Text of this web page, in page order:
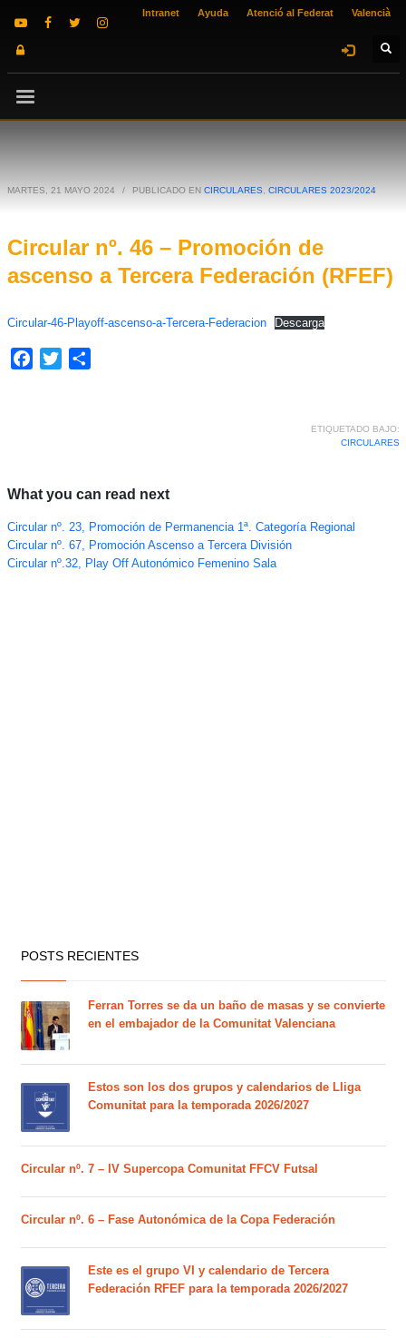
Intranet Ayuda Atenció al Federat Valencià
MARTES, 21 MAYO 2024 / PUBLICADO EN CIRCULARES CIRCULARES 2023/2024
Circular nº. 46 – Promoción de
ascenso a Tercera Federación (RFEF)
Circular-46-Playoff-ascenso-a-Tercera-Federacion Descarga
Facebook
Twitter
ETIQUETADO BAJO:
CIRCULARES
What you can read next
Circular nº. 23, Promoción de Permanencia 1ª. Categoría Regional
Circular nº. 67, Promoción Ascenso a Tercera División
Circular nº.32, Play Off Autonómico Femenino Sala
POSTS RECIENTES
Ferran Torres se da un baño de masas y se convierte
en el embajador de la Comunitat Valenciana
Estos son los dos grupos y calendarios de Lliga
Comunitat para la temporada 2026/2027
Circular nº. 7 – IV Supercopa Comunitat FFCV Futsal
Circular nº. 6 – Fase Autonómica de la Copa Federación
Este es el grupo VI y calendario de Tercera
Federación RFEF para la temporada 2026/2027